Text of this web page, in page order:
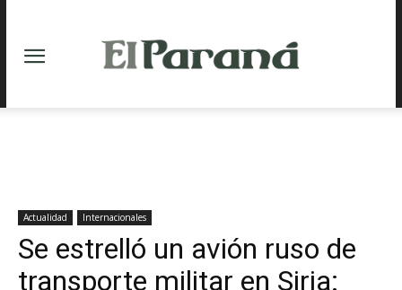
Actualidad Internacionales
Se estrelló un avión ruso de
transporte militar en Siria: